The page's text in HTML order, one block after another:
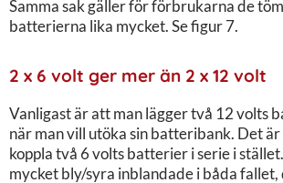
Samma sak gäller för förbrukarna de
batterierna lika mycket. Se figur 7.
2 x 6 volt ger mer än 2 x 12 volt
Vanligast är att man lägger två 12 volts
när man vill utöka sin batteribank. Det
koppla två 6 volts batterier i serie i
mycket bly/syra inblandade i båda fallet,